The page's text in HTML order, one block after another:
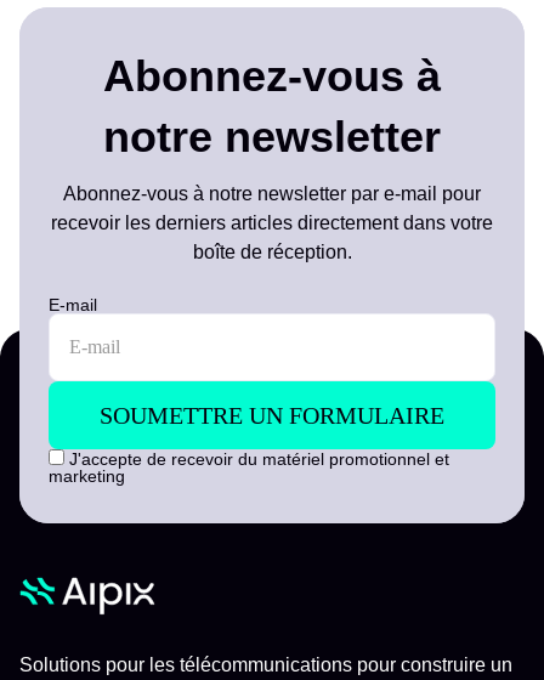
Abonnez-vous à
notre newsletter
Abonnez-vous à notre newsletter par e-mail pour
recevoir les derniers articles directement dans votre
boîte de réception.
E-mail
J'accepte de recevoir du matériel promotionnel et
marketing
Solutions pour les télécommunications pour construire un